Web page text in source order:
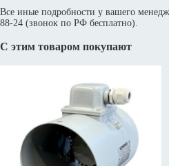
Все иные подробности у вашего
88-24 (звонок по РФ бесплатно).
С этим товаром покупают